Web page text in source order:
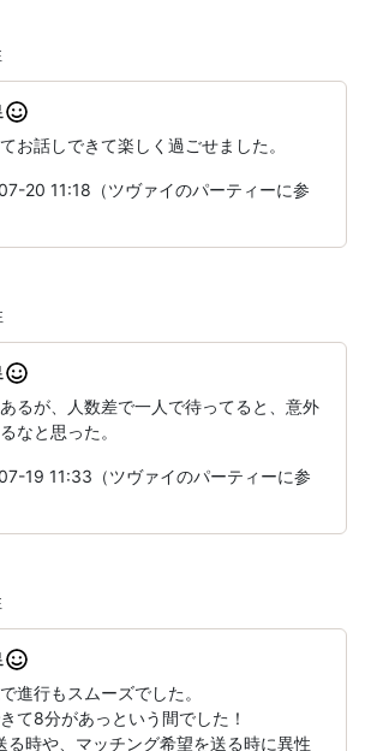
お話しできて楽しく過ごせました。
20 11:18（ツヴァイのパーティーに参
るが、人数差で一人で待ってると、意外
なと思った。
19 11:33（ツヴァイのパーティーに参
進行もスムーズでした。
て8分があっという間でした！
る時や、マッチング希望を送る時に異性